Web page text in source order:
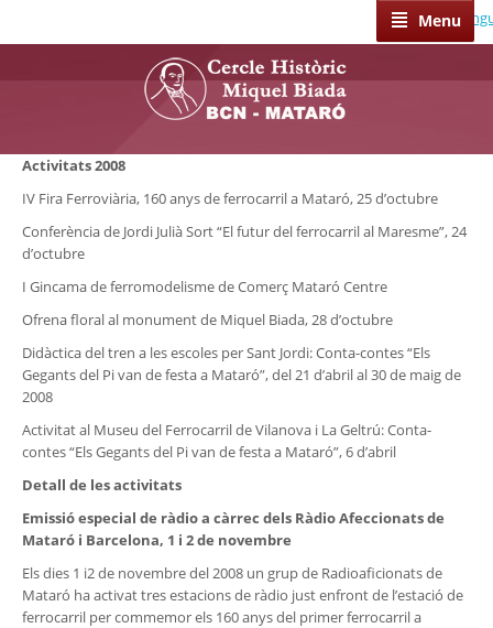
Menu
Select
Activitats 2008
IV Fira Ferroviària, 160 anys de ferrocarril a Mataró, 25 d’octubre
Conferència de Jordi Julià Sort “El futur del ferrocarril al Maresme”, 24
d’octubre
I Gincama de ferromodelisme de Comerç Mataró Centre
Ofrena floral al monument de Miquel Biada, 28 d’octubre
Didàctica del tren a les escoles per Sant Jordi: Conta-contes “Els
Gegants del Pi van de festa a Mataró”, del 21 d’abril al 30 de maig de
2008
Activitat al Museu del Ferrocarril de Vilanova i La Geltrú: Conta-
contes “Els Gegants del Pi van de festa a Mataró”, 6 d’abril
Detall de les activitats
Emissió especial de ràdio a càrrec dels Ràdio Afeccionats de
Mataró i Barcelona, 1 i 2 de novembre
Els dies 1 i2 de novembre del 2008 un grup de Radioaficionats de
Mataró ha activat tres estacions de ràdio just enfront de l’estació de
ferrocarril per commemor els 160 anys del primer ferrocarril a